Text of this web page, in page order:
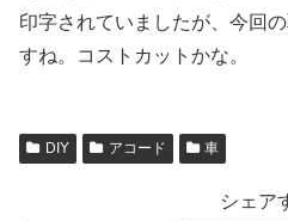
印字されていましたが、今回
すね。コストカットかな。
DIY アコード 車
シェア